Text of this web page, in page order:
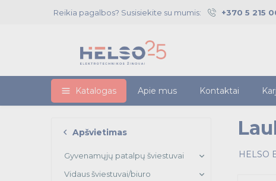
Reikia pagalbos? Susisiekite su mumis: +370 5 215
Katalogas Apie mus Kontaktai
Apšvietimas
Gyvenamųjų patalpų šviestuvai
Vidaus šviestuvai/biuro
HELSO